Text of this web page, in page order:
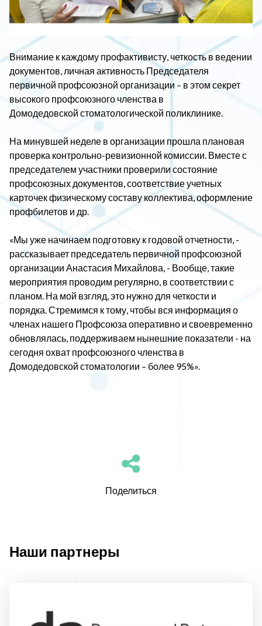
Внимание к каждому профактивисту, четкость в ведении
документов, личная активность Председателя
первичной профсоюзной организации – в этом секрет
высокого профсоюзного членства в
Домодедовской стоматологической поликлинике.
На минувшей неделе в организации прошла плановая
проверка контрольно-ревизионной комиссии. Вместе с
председателем участники проверили состояние
профсоюзных документов, соответствие учетных
карточек физическому составу коллектива, оформление
профбилетов и др.
«Мы уже начинаем подготовку к годовой отчетности, -
рассказывает председатель первичной профсоюзной
организации Анастасия Михайлова, - Вообще, такие
мероприятия проводим регулярно, в соответствии с
планом. На мой взгляд, это нужно для четкости и
порядка. Стремимся к тому, чтобы вся информация о
членах нашего Профсоюза оперативно и своевременно
обновлялась, поддерживаем нынешние показатели - на
сегодня охват профсоюзного членства в
Домодедовской стоматологии – более 95%».
Поделиться
Наши партнеры